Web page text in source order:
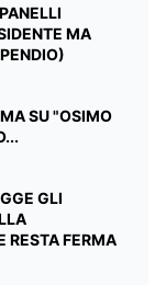
MA
SU "OSIMO
GLI
RESTA FERMA